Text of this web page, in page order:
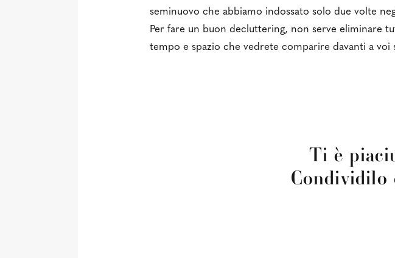
seminuovo che abbiamo indossato solo due volte
Per fare un buon decluttering, non serve eliminare
tempo e spazio che vedrete comparire davanti a voi
Ti è